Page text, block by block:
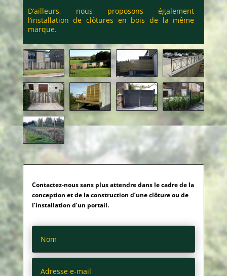
D’ailleurs, nous proposons également
l’installation de clôtures en bois de la même
marque.
Contactez-nous sans plus attendre dans le cadre de la
conception et de la construction d’une clôture ou de
l’installation d’un portail.